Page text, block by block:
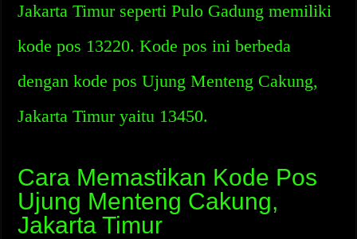
Jakarta Timur seperti Pulo Gadung memiliki
kode pos 13220. Kode pos ini berbeda
dengan kode pos Ujung Menteng Cakung,
Jakarta Timur yaitu 13450.
Cara Memastikan Kode Pos
Ujung Menteng Cakung,
Jakarta Timur